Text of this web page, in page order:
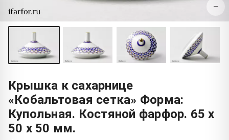
−
Крышка к сахарнице
«Кобальтовая сетка» Форма:
Купольная. Костяной фарфор. 65 x
50 x 50 мм.